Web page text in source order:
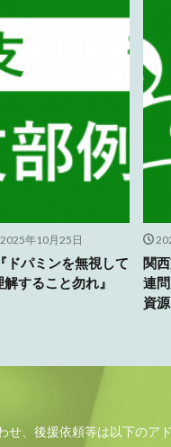
2025年10月25日
ドパミンを無視して
すること勿れ』
関
連
資
せ、後援依頼等は以下のア